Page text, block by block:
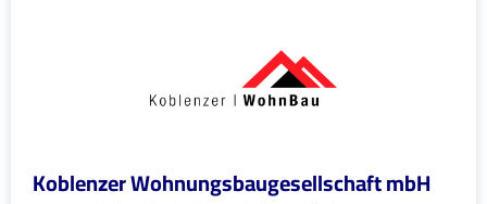
Koblenzer Wohnungsbaugesellschaft mbH